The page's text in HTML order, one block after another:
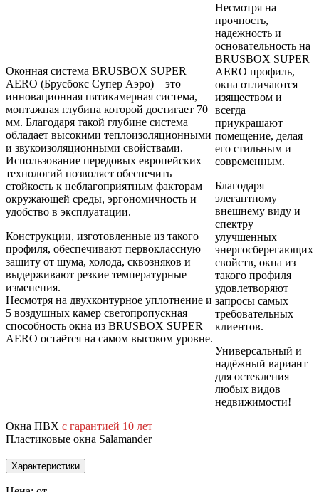
Оконная система BRUSBOX SUPER
AERO (Брусбокс Супер Аэро) – это
инновационная пятикамерная система,
монтажная глубина которой достигает 70
мм. Благодаря такой глубине система
обладает высокими теплоизоляционными
и звукоизоляционными свойствами.
Использование передовых европейских
технологий позволяет обеспечить
стойкость к неблагоприятным факторам
окружающей среды, эргономичность и
удобство в эксплуатации.
Конструкции, изготовленные из такого
профиля, обеспечивают первоклассную
защиту от шума, холода, сквозняков и
выдерживают резкие температурные
изменения.
Несмотря на двухконтурное уплотнение и
5 воздушных камер светопропускная
способность окна из BRUSBOX SUPER
AERO остаётся на самом высоком уровне.
Несмотря на
прочность,
надежность и
основательность на
BRUSBOX SUPER
AERO профиль,
окна отличаются
изяществом и
всегда
приукрашают
помещение, делая
его стильным и
современным.
Благодаря
элегантному
внешнему виду и
спектру
улучшенных
энергосберегающих
свойств, окна из
такого профиля
удовлетворяют
запросы самых
требовательных
клиентов.
Универсальный и
надёжный вариант
для остекления
любых видов
недвижимости!
Окна ПВХ с гарантией 10 лет
Пластиковые окна Salamander
Характеристики